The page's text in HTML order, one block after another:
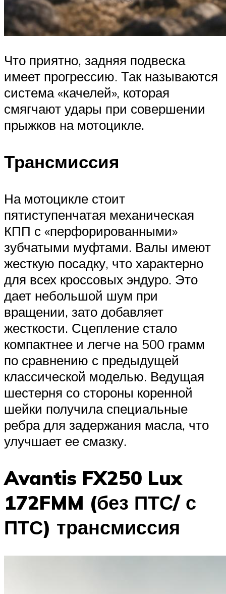
Что приятно, задняя подвеска
имеет прогрессию. Так называются
система «качелей», которая
смягчают удары при совершении
прыжков на мотоцикле.
Трансмиссия
На мотоцикле стоит
пятиступенчатая механическая
КПП с «перфорированными»
зубчатыми муфтами. Валы имеют
жесткую посадку, что характерно
для всех кроссовых эндуро. Это
дает небольшой шум при
вращении, зато добавляет
жесткости. Сцепление стало
компактнее и легче на 500 грамм
по сравнению с предыдущей
классической моделью. Ведущая
шестерня со стороны коренной
шейки получила специальные
ребра для задержания масла, что
улучшает ее смазку.
Avantis FX250 Lux
172FMM (без ПТС/ с
ПТС) трансмиссия